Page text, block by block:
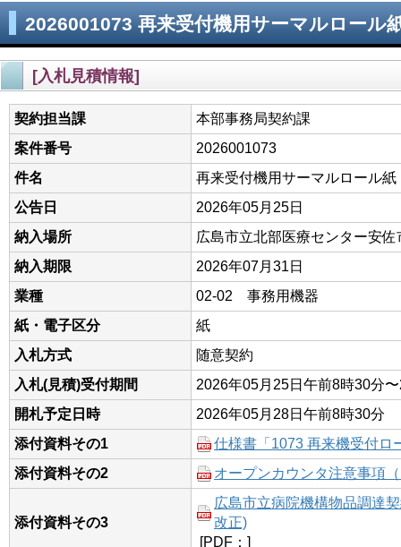
2026001073 再来受付機用サーマルロール
[入札見積情報]
契約担当課
本部事務局契約課
案件番号
2026001073
件名
再来受付機用サーマルロール紙
公告日
2026年05月25日
納入場所
広島市立北部医療センター安
納入期限
2026年07月31日
業種
02-02 事務用機器
紙・電子区分
紙
入札方式
随意契約
入札(見積)受付期間
2026年05月25日午前8時30分
開札予定日時
2026年05月28日午前8時30分
添付資料その1
仕様書「1073 再来機受付ロ
添付資料その2
オープンカウンタ注意事項
添付資料その3
広島市立病院機構物品調達
改正)
[PDF：]